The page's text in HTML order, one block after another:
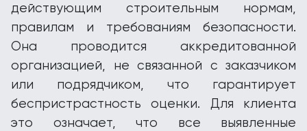
действующим строительным нормам,
правилам и требованиям безопасности.
Она проводится аккредитованной
организацией, не связанной с заказчиком
или подрядчиком, что гарантирует
беспристрастность оценки. Для клиента
это означает, что все выявленные